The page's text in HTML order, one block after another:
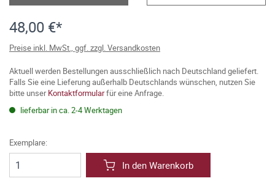
48,00 €*
Preise inkl. MwSt., ggf. zzgl. Versandkosten
Aktuell werden Bestellungen ausschließlich nach Deutschland geliefert.
Falls Sie eine Lieferung außerhalb Deutschlands wünschen, nutzen Sie
bitte unserKontaktformularfür eine Anfrage.
lieferbar in ca. 2-4 Werktagen
Exemplare:
In den Warenkorb